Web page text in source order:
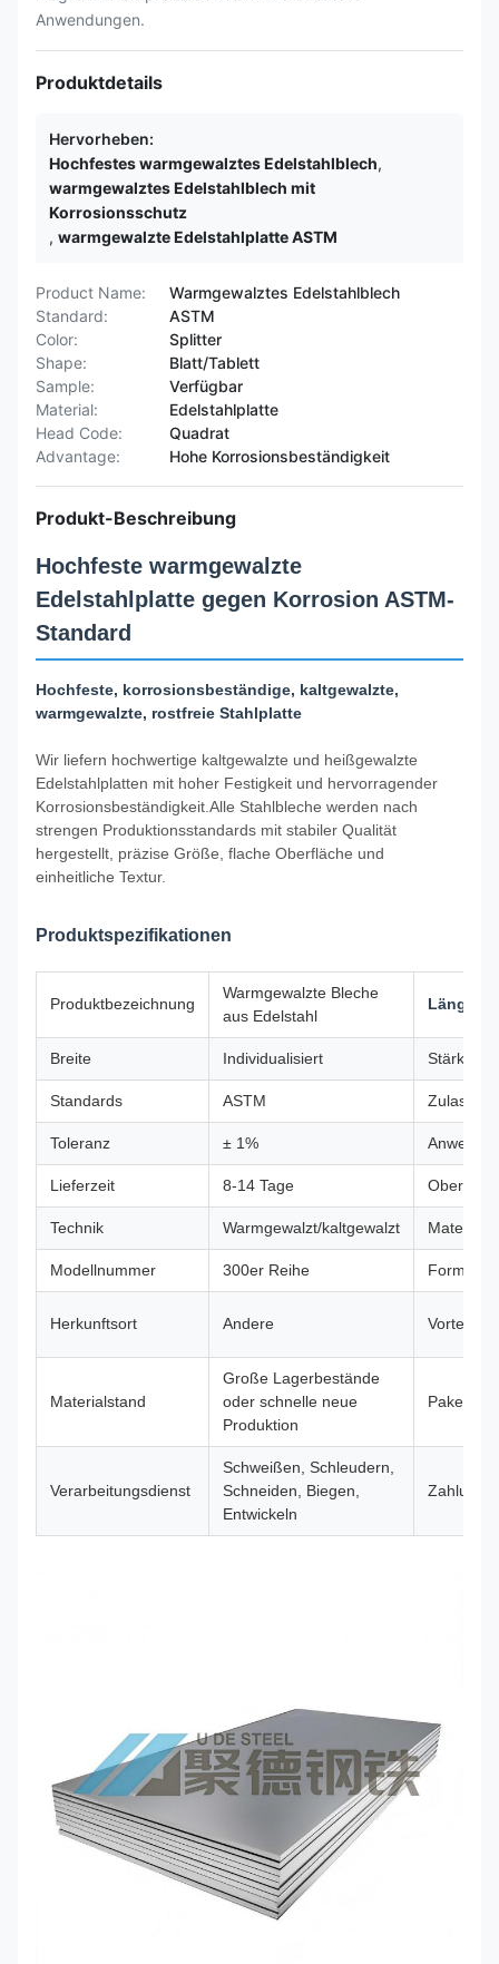
Anwendungen.
Produktdetails
Hervorheben:
Hochfestes warmgewalztes Edelstahlblech,
warmgewalztes Edelstahlblech mit
Korrosionsschutz
, warmgewalzte Edelstahlplatte ASTM
Product Name:
Warmgewalztes Edelstahlblech
Standard:
ASTM
Color:
Splitter
Shape:
Blatt/Tablett
Sample:
Verfügbar
Material:
Edelstahlplatte
Head Code:
Quadrat
Advantage:
Hohe Korrosionsbeständigkeit
Produkt-Beschreibung
Hochfeste warmgewalzte
Edelstahlplatte gegen Korrosion ASTM-
Standard
Hochfeste, korrosionsbeständige, kaltgewalzte,
warmgewalzte, rostfreie Stahlplatte
Wir liefern hochwertige kaltgewalzte und heißgewalzte
Edelstahlplatten mit hoher Festigkeit und hervorragender
Korrosionsbeständigkeit.Alle Stahlbleche werden nach
strengen Produktionsstandards mit stabiler Qualität
hergestellt, präzise Größe, flache Oberfläche und
einheitliche Textur.
Produktspezifikationen
Produktbezeichnung
Warmgewalzte Bleche
aus Edelstahl
Länge
Breite Individualisiert Stärke
Standards ASTM
Toleranz ± 1%
Lieferzeit 8-14 Tage
Technik Warmgewalzt/kaltgewalzt Material
Modellnummer 300er Reihe Form
Herkunftsort Andere Vorteil
Materialstand
Große Lagerbestände
oder schnelle neue
Produktion
Paket
Verarbeitungsdienst
Schweißen, Schleudern,
Schneiden, Biegen,
Entwickeln
Zahlung